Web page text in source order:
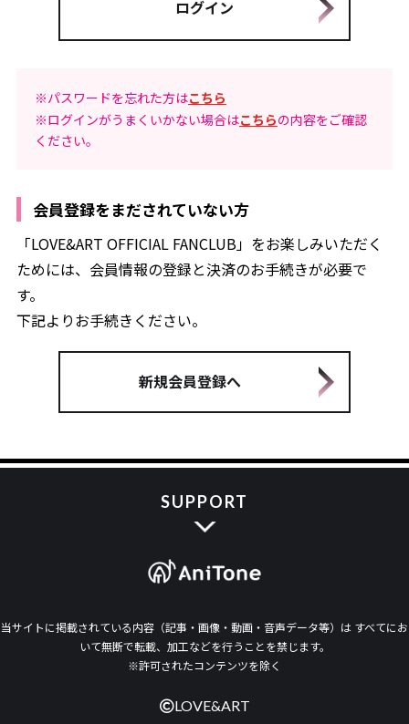
※パスワードを忘れた方はこちら
※ログインがうまくいかない場合はこちらの内容をご確認
ください。
会員登録をまだされていない方
「LOVE&ART OFFICIAL FANCLUB」をお楽しみいただく
ためには、会員情報の登録と決済のお手続きが必要で
す。
下記よりお手続きください。
新規会員登録へ
SUPPORT
当サイトに掲載されている内容（記事・画像・動画・音声データ等）は すべてにお
いて無断で転載、加工などを行うことを禁じます。
※許可されたコンテンツを除く
LOVE&ART